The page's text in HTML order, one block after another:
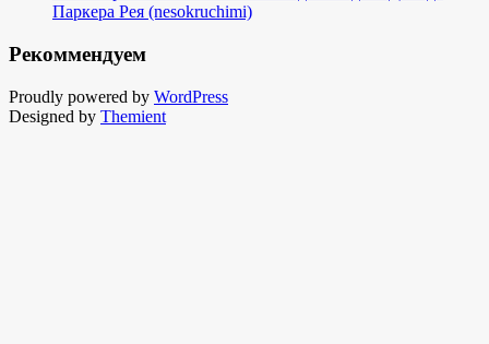
Паркера Рея (nesokruchimi)
Рекоммендуем
Proudly powered by WordPress
Designed by Themient